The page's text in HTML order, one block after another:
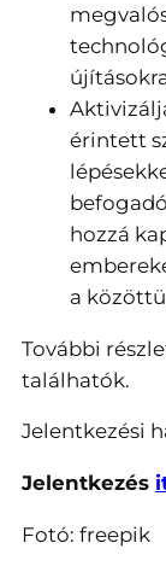
érintett
hozzá
a
További
találhatók.
Jelentkezési
Jelentkezés
Fotó: freepik